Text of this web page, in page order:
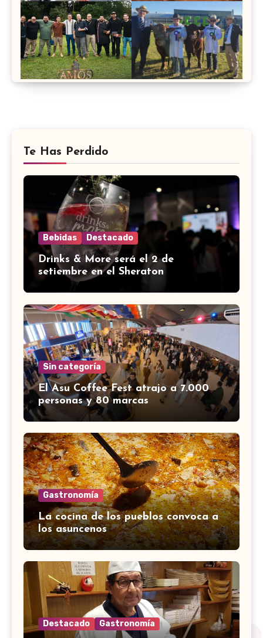
Te Has Perdido
Bebidas Destacado
Drinks & More será el 2 de
setiembre en el Sheraton
Sin categoría
El Asu Coffee Fest atrajo a 7.000
personas y 80 marcas
Gastronomía
La cocina de los pueblos convoca a
los asuncenos
Destacado Gastronomía